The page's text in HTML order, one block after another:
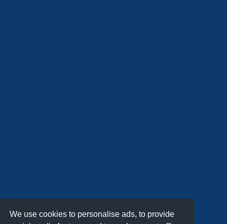
We use cookies to personalise ads, to provide